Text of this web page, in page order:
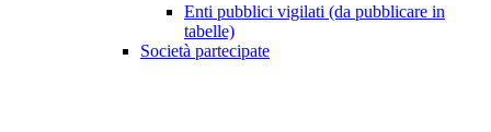
Enti pubblici vigilati (da pubblicare in
tabelle)
Società partecipate